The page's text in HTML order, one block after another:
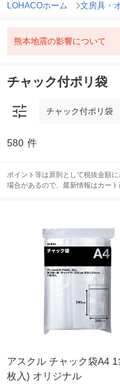
LOHACOホーム 文房具・
熊本地震の影響について
チャック付ポリ袋
チャック付ポリ袋
580 件
ポイント等は原則として税抜金額
場合があるので、最新情報はカート
アスクル チャック袋A4
枚入) オリジナル